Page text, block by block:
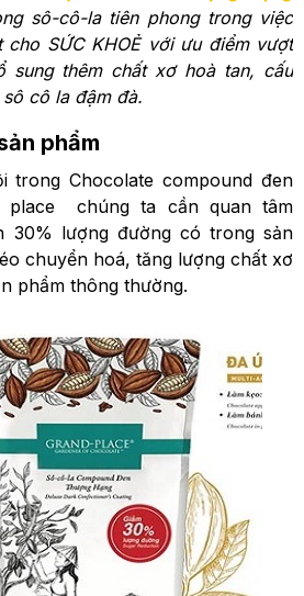
sô-cô-la tiên phong trong việc
cho SỨC KHOẺ với ưu điểm vượt
sung thêm chất xơ hoà tan, cấu
cô la đậm đà.
phẩm
trong Chocolate compound đen
place chúng ta cần quan tâm
30% lượng đường có trong sản
chuyển hoá, tăng lượng chất xơ
phẩm thông thường.